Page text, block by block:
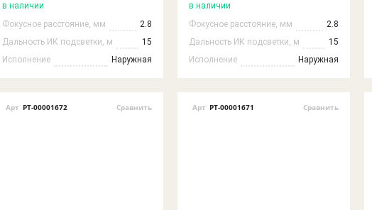
в наличии
Фокусное расстояние, мм
2.8
Дальность ИК подсветки, м
15
Исполнение
Наружная
в наличии
Фокусное расстояние, мм
2.8
Дальность ИК подсветки, м
15
Исполнение
Наружная
Арт РТ-00001672 Сравнить Арт РТ-00001671 Сравнить